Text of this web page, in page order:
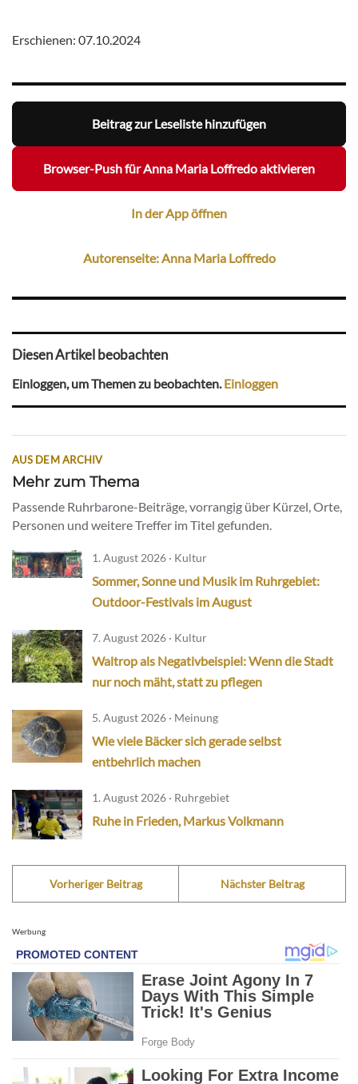
Erschienen: 07.10.2024
Beitrag zur Leseliste hinzufügen
Browser-Push für Anna Maria Loffredo aktivieren
In der App öffnen
Autorenseite: Anna Maria Loffredo
Diesen Artikel beobachten
Einloggen, um Themen zu beobachten.Einloggen
AUS DEM ARCHIV
Mehr zum Thema
Passende Ruhrbarone-Beiträge, vorrangig über Kürzel, Orte,
Personen und weitere Treffer im Titel gefunden.
1. August 2026 · Kultur
Sommer, Sonne und Musik im Ruhrgebiet:
Outdoor-Festivals im August
7. August 2026 · Kultur
Waltrop als Negativbeispiel: Wenn die Stadt
nur noch mäht, statt zu pflegen
5. August 2026 · Meinung
Wie viele Bäcker sich gerade selbst
entbehrlich machen
1. August 2026 · Ruhrgebiet
Ruhe in Frieden, Markus Volkmann
Vorheriger Beitrag Nächster Beitrag
Werbung